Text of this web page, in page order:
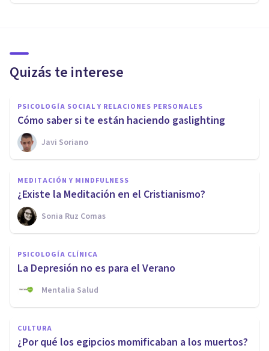
Quizás te interese
PSICOLOGÍA SOCIAL Y RELACIONES PERSONALES
Cómo saber si te están haciendo gaslighting
Javi Soriano
MEDITACIÓN Y MINDFULNESS
¿Existe la Meditación en el Cristianismo?
Sonia Ruz Comas
PSICOLOGÍA CLÍNICA
La Depresión no es para el Verano
Mentalia Salud
CULTURA
¿Por qué los egipcios momificaban a los muertos?